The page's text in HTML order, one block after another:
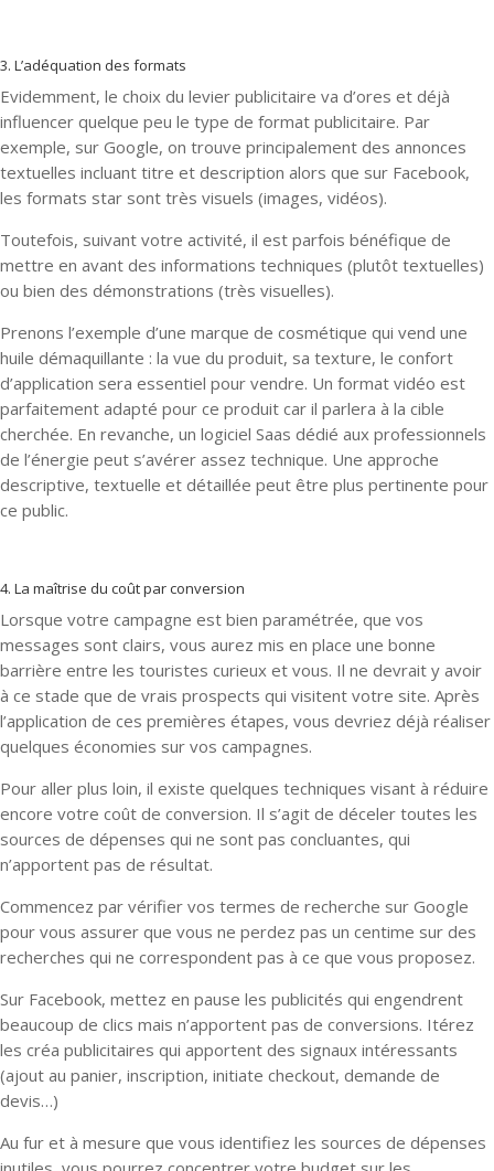
3. L’adéquation des formats
Evidemment, le choix du levier publicitaire va d’ores et déjà
influencer quelque peu le type de format publicitaire. Par
exemple, sur Google, on trouve principalement des annonces
textuelles incluant titre et description alors que sur Facebook,
les formats star sont très visuels (images, vidéos).
Toutefois, suivant votre activité, il est parfois bénéfique de
mettre en avant des informations techniques (plutôt textuelles)
ou bien des démonstrations (très visuelles).
Prenons l’exemple d’une marque de cosmétique qui vend une
huile démaquillante : la vue du produit, sa texture, le confort
d’application sera essentiel pour vendre. Un format vidéo est
parfaitement adapté pour ce produit car il parlera à la cible
cherchée. En revanche, un logiciel Saas dédié aux professionnels
de l’énergie peut s’avérer assez technique. Une approche
descriptive, textuelle et détaillée peut être plus pertinente pour
ce public.
4. La maîtrise du coût par conversion
Lorsque votre campagne est bien paramétrée, que vos
messages sont clairs, vous aurez mis en place une bonne
barrière entre les touristes curieux et vous. Il ne devrait y avoir
à ce stade que de vrais prospects qui visitent votre site. Après
l’application de ces premières étapes, vous devriez déjà réaliser
quelques économies sur vos campagnes.
Pour aller plus loin, il existe quelques techniques visant à réduire
encore votre coût de conversion. Il s’agit de déceler toutes les
sources de dépenses qui ne sont pas concluantes, qui
n’apportent pas de résultat.
Commencez par vérifier vos termes de recherche sur Google
pour vous assurer que vous ne perdez pas un centime sur des
recherches qui ne correspondent pas à ce que vous proposez.
Sur Facebook, mettez en pause les publicités qui engendrent
beaucoup de clics mais n’apportent pas de conversions. Itérez
les créa publicitaires qui apportent des signaux intéressants
(ajout au panier, inscription, initiate checkout, demande de
devis…)
Au fur et à mesure que vous identifiez les sources de dépenses